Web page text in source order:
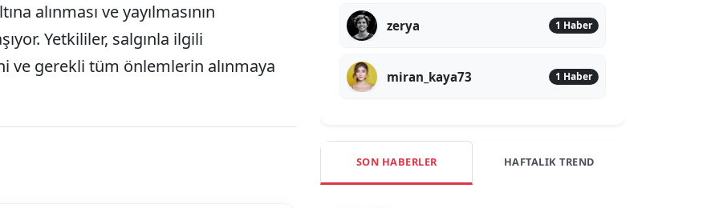
alınması ve yayılmasının
Yetkililer, salgınla ilgili
ve gerekli tüm önlemlerin alınmaya
zerya 1 Haber
miran_kaya73 1 Haber
SON HABERLER HAFTALIK TREND